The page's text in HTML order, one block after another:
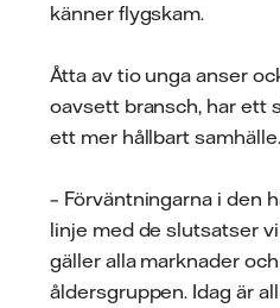
känner flygskam.
Åtta av tio unga anser
oavsett bransch, har ett
ett mer hållbart samhälle.
– Förväntningarna i den
linje med de slutsatser
gäller alla marknader
åldersgruppen. Idag är